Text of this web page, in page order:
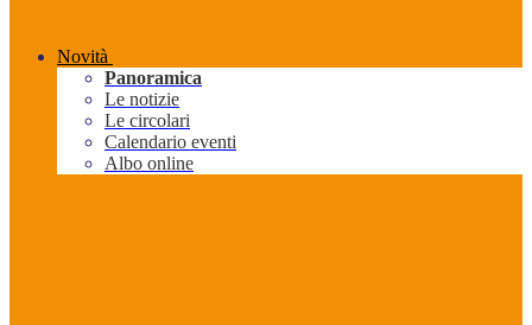
Novità
Panoramica
Le notizie
Le circolari
Calendario eventi
Albo online